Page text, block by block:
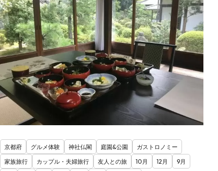
京都府 グルメ体験 神社仏閣 庭園&公園
ガストロノミー
家族旅行
カップル・夫婦旅行 友人との旅 10月 12月
9月